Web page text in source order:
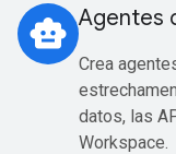
smart_toy Agentes
Crea
datos, las
Workspace.